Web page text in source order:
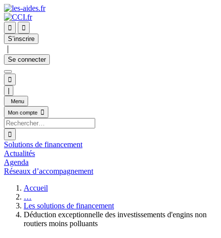


S’inscrire
Se connecter

Menu
Mon compte


Solutions de financement
Actualités
Agenda
Réseaux d’accompagnement
Accueil
…
Les solutions de financement
Déduction exceptionnelle des investissements d'engins non
routiers moins polluants